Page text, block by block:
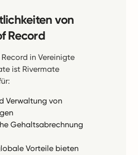
von
Record
in Vereinigte
ist Rivermate
Verwaltung von
Gehaltsabrechnung
Vorteile bieten